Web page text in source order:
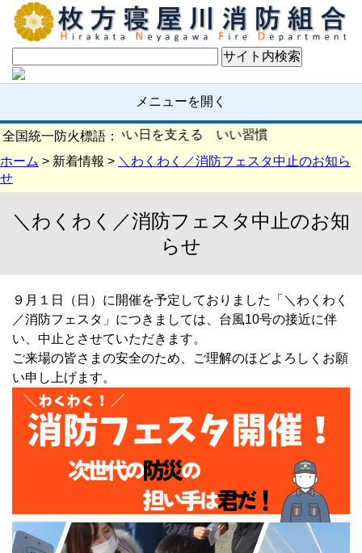
メニューを開く
全国統一防火標語：
火の確認 いい日を支える いい習慣
ホーム > 新着情報 > ＼わくわく／消防フェスタ中止のお知ら
せ
＼わくわく／消防フェスタ中止のお知
らせ
９月１日（日）に開催を予定しておりました「＼わくわく
／消防フェスタ」につきましては、台風10号の接近に伴
い、中止とさせていただきます。
ご来場の皆さまの安全のため、ご理解のほどよろしくお願
い申し上げます。